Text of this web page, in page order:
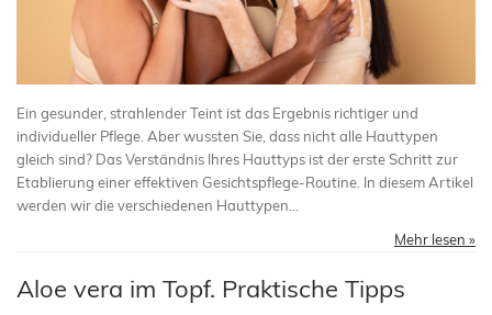
Ein gesunder, strahlender Teint ist das Ergebnis richtiger und
individueller Pflege. Aber wussten Sie, dass nicht alle Hauttypen
gleich sind? Das Verständnis Ihres Hauttyps ist der erste Schritt zur
Etablierung einer effektiven Gesichtspflege-Routine. In diesem Artikel
werden wir die verschiedenen Hauttypen...
Mehr lesen »
Aloe vera im Topf. Praktische Tipps